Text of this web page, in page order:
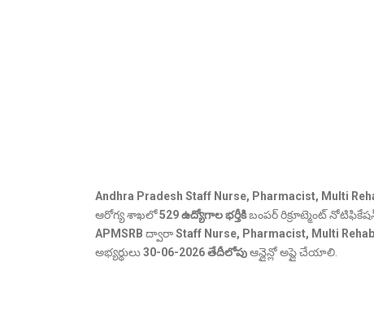
Andhra Pradesh Staff Nurse, Pharmacist, Multi
ఆరోగ్య శాఖలో529 ఉద్యోగాల భర్తీకిబంపర్ రిక్రూట్మెంట్
APMSRB ద్వారాStaff Nurse, Pharmacist, Multi
అభ్యర్థులు30-06-2026 తేదీలోపుఆన్లైన్లో అప్లై చేయాలి.